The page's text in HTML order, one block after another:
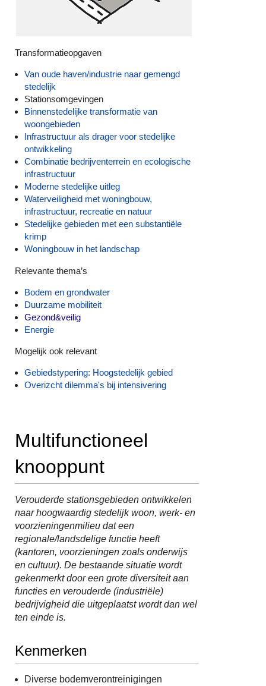
Transformatieopgaven
Van oude haven/industrie naar gemengd
stedelijk
Stationsomgevingen
Binnenstedelijke transformatie van
woongebieden
Infrastructuur als drager voor stedelijke
ontwikkeling
Combinatie bedrijventerrein en ecologische
infrastructuur
Moderne stedelijke uitleg
Waterveiligheid met woningbouw,
infrastructuur, recreatie en natuur
Stedelijke gebieden met een substantiële
krimp
Woningbouw in het landschap
Relevante thema’s
Bodem en grondwater
Duurzame mobiliteit
Gezond&veilig
Energie
Mogelijk ook relevant
Gebiedstypering: Hoogstedelijk gebied
Overizcht dilemma's bij intensivering
Multifunctioneel
knooppunt
Verouderde stationsgebieden ontwikkelen
naar hoogwaardig stedelijk woon, werk- en
voorzieningenmilieu dat een
regionale/landsdelige functie heeft
(kantoren, voorzieningen zoals onderwijs
en cultuur). De bestaande situatie wordt
gekenmerkt door een grote diversiteit aan
functies en verouderde (industriële)
bedrijvigheid die uitgeplaatst wordt dan wel
ten einde is.
Kenmerken
Diverse bodemverontreinigingen